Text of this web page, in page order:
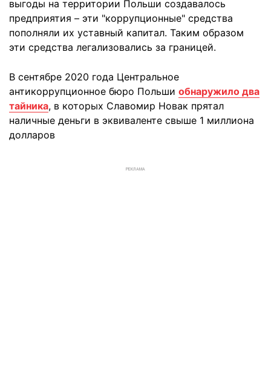
выгоды на территории Польши создавалось
предприятия – эти "коррупционные" средства
пополняли их уставный капитал. Таким образом
эти средства легализовались за границей.
В сентябре 2020 года Центральное
антикоррупционное бюро Польши обнаружило два
тайника, в которых Славомир Новак прятал
наличные деньги в эквиваленте свыше 1 миллиона
долларов
РЕКЛАМА